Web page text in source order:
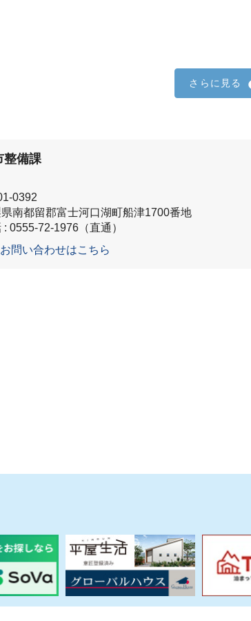
さらに見る
整備課
0392
南都留郡富士河口湖町船津1700番地
: 0555-72-1976（直通）
お問い合わせはこちら